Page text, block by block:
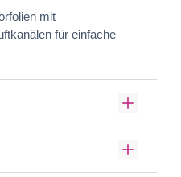
mit
für einfache